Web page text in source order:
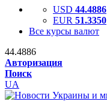
USD 44.4886
EUR 51.3350
Все курсы валют
44.4886
Авторизация
Поиск
UA